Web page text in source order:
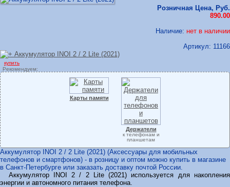
Розничная Цена, Руб.
890.00
Наличие: нет в наличии
Артикул: 11166
купить
Рекомендуем:
Карты памяти
Держатели
к телефонам и
планшетам
Аккумулятор INOI 2 / 2 Lite (2021) (Аксессуары для мобильных
телефонов и смартфонов) - в розницу и оптом можно купить в магазине
в Санкт-Петербурге или заказать доставку почтой России.
Аккумулятор INOI 2 / 2 Lite (2021) используется для накопления
энергии и автономного питания телефона.